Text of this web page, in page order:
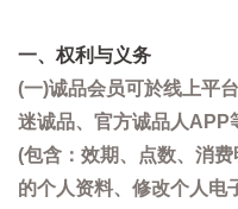
一、权利与义务
(一)诚品会员可於线上平
迷诚品、官方诚品人APP
(包含：效期、点数、消
的个人资料、修改个人电